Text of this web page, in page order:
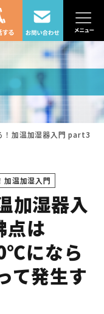
！加温加湿器入門 part32
加温加湿入門
加湿器入
は
になら
て発生す